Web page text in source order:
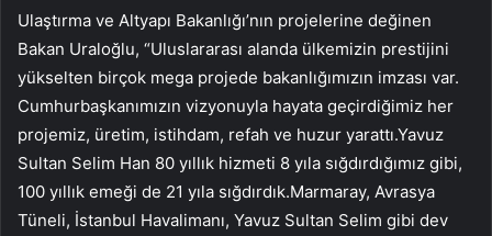
Ulaştırma ve Altyapı Bakanlığı’nın projelerine değinen
Bakan Uraloğlu, “Uluslararası alanda ülkemizin prestijini
yükselten birçok mega projede bakanlığımızın imzası var.
Cumhurbaşkanımızın vizyonuyla hayata geçirdiğimiz her
projemiz, üretim, istihdam, refah ve huzur yarattı.Yavuz
Sultan Selim Han 80 yıllık hizmeti 8 yıla sığdırdığımız gibi,
100 yıllık emeği de 21 yıla sığdırdık.Marmaray, Avrasya
Tüneli, İstanbul Havalimanı, Yavuz Sultan Selim gibi dev